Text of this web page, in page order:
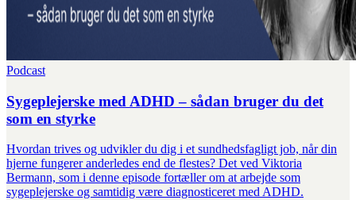
Podcast
Sygeplejerske med ADHD – sådan bruger du det
som en styrke
Hvordan trives og udvikler du dig i et sundhedsfagligt job, når din
hjerne fungerer anderledes end de flestes? Det ved Viktoria
Bermann, som i denne episode fortæller om at arbejde som
sygeplejerske og samtidig være diagnosticeret med ADHD.